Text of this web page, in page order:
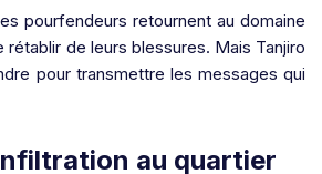
pourfendeurs retournent au domaine
rétablir de leurs blessures. Mais Tanjiro
pour transmettre les messages qui
au quartier